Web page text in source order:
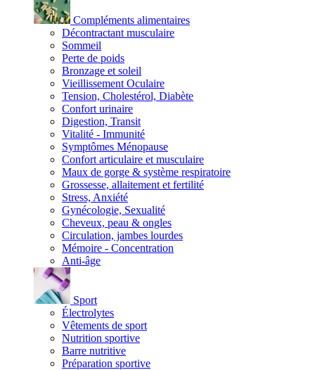
Compléments alimentaires
Décontractant musculaire
Sommeil
Perte de poids
Bronzage et soleil
Vieillissement Oculaire
Tension, Cholestérol, Diabète
Confort urinaire
Digestion, Transit
Vitalité - Immunité
Symptômes Ménopause
Confort articulaire et musculaire
Maux de gorge & système respiratoire
Grossesse, allaitement et fertilité
Stress, Anxiété
Gynécologie, Sexualité
Cheveux, peau & ongles
Circulation, jambes lourdes
Mémoire - Concentration
Anti-âge
Sport
Électrolytes
Vêtements de sport
Nutrition sportive
Barre nutritive
Préparation sportive